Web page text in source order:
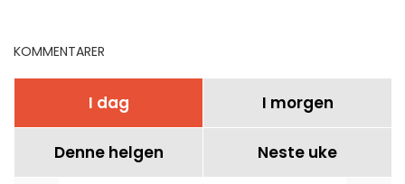
KOMMENTARER
I dag I morgen
Denne helgen Neste uke